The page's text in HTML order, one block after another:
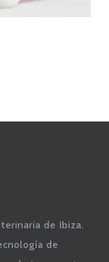
de Ibiza.
de